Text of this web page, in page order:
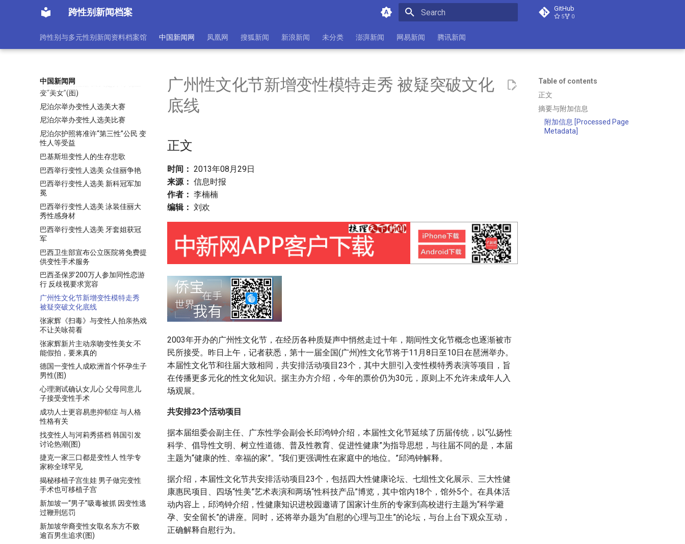
跨性别新闻档案 GitHub
5 0
跨性别与多元性别新闻资料档案馆 中国新闻网 凤凰网 搜狐新闻 新浪新闻 未分类 澎湃新闻 网易新闻 腾讯新闻
中国新闻网
实习医生为15岁少年做变性 摘除
实习医生为未成年男孩做变性手术
涉嫌故意伤害
小伙患上易性癖 白天是帅哥晚上
变“美女”(图)
尼泊尔举办变性人选美大赛
尼泊尔举办变性人选美比赛
尼泊尔护照将准许“第三性”公民 变
性人等受益
巴基斯坦变性人的生存悲歌
巴西举行变性人选美 众佳丽争艳
巴西举行变性人选美 新科冠军加
冕
巴西举行变性人选美 泳装佳丽大
秀性感身材
巴西举行变性人选美 牙套姐获冠
军
巴西卫生部宣布公立医院将免费提
供变性手术服务
巴西圣保罗200万人参加同性恋游
行 反歧视要求宽容
广州性文化节新增变性模特走秀
被疑突破文化底线
张家辉《扫毒》与变性人拍亲热戏
不让关咏荷看
张家辉新片主动亲吻变性美女:不
能假拍，要来真的
德国一变性人成欧洲首个怀孕生子
男性(图)
心理测试确认女儿心 父母同意儿
子接受变性手术
成功人士更容易患抑郁症 与人格
性格有关
找变性人与河莉秀搭档 韩国引发
讨论热潮(图)
捷克一家三口都是变性人 性学专
家称全球罕见
揭秘移植子宫生娃 男子做完变性
手术也可移植子宫
新加坡一“男子”吸毒被抓 因变性逃
过鞭刑惩罚
新加坡华裔变性女取名东方不败
逾百男生追求(图)
Table of contents
正文
摘要与附加信息
附加信息 [Processed Page
Metadata]
广州性文化节新增变性模特走秀 被疑突破文化
底线
正文
时间： 2013年08月29日
来源： 信息时报
作者： 李楠楠
编辑： 刘欢
2003年开办的广州性文化节，在经历各种质疑声中悄然走过十年，期间性文化节概念也逐渐被市
民所接受。昨日上午，记者获悉，第十一届全国(广州)性文化节将于11月8日至10日在琶洲举办。
本届性文化节和往届大致相同，共安排活动项目23个，其中大胆引入变性模特秀表演等项目，旨
在传播更多元化的性文化知识。据主办方介绍，今年的票价仍为30元，原则上不允许未成年人入
场观展。
共安排23个活动项目
据本届组委会副主任、广东性学会副会长邱鸿钟介绍，本届性文化节延续了历届传统，以“弘扬性
科学、倡导性文明、树立性道德、普及性教育、促进性健康”为指导思想，与往届不同的是，本届
主题为“健康的性、幸福的家”。“我们更强调性在家庭中的地位。”邱鸿钟解释。
据介绍，本届性文化节共安排活动项目23个，包括四大性健康论坛、七组性文化展示、三大性健
康惠民项目、四场“性美”艺术表演和两场“性科技产品”博览，其中馆内18个，馆外5个。在具体活
动内容上，邱鸿钟介绍，性健康知识进校园邀请了国家计生所的专家到高校进行主题为“科学避
孕、安全留长”的讲座。同时，还将举办题为“自慰的心理与卫生”的论坛，与台上台下观众互动，
正确解释自慰行为。